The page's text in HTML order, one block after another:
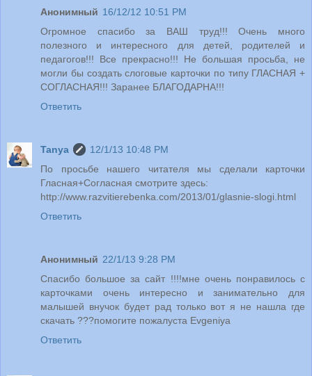
Анонимный 16/12/12 10:51 PM
Огромное спасибо за ВАШ труд!!! Очень много
полезного и интересного для детей, родителей и
педагогов!!! Все прекрасно!!! Не большая просьба, не
могли бы создать слоговые карточки по типу ГЛАСНАЯ +
СОГЛАСНАЯ!!! Заранее БЛАГОДАРНА!!!
Ответить
Tanya
12/1/13 10:48 PM
По просьбе нашего читателя мы сделали карточки
Гласная+Согласная смотрите здесь:
http://www.razvitierebenka.com/2013/01/glasnie-slogi.html
Ответить
Анонимный 22/1/13 9:28 PM
Спасибо большое за сайт !!!!мне очень понравилось с
карточками очень интересно и занимательно для
малышей внучок будет рад только вот я не нашла где
скачать ???помогите пожалуста Evgeniya
Ответить